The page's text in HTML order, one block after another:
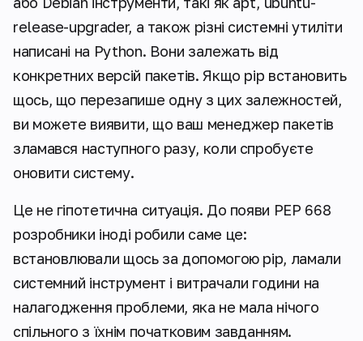
release-upgrader, а також різні системні утиліти
написані на Python. Вони залежать від
конкретних версій пакетів. Якщо pip встановить
щось, що перезапише одну з цих залежностей,
ви можете виявити, що ваш менеджер пакетів
зламався наступного разу, коли спробуєте
оновити систему.
Це не гіпотетична ситуація. До появи PEP 668
розробники іноді робили саме це:
встановлювали щось за допомогою pip, ламали
системний інструмент і витрачали години на
налагодження проблеми, яка не мала нічого
спільного з їхнім початковим завданням.